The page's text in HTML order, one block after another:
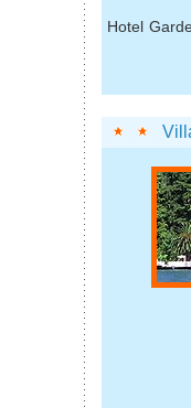
Hotel